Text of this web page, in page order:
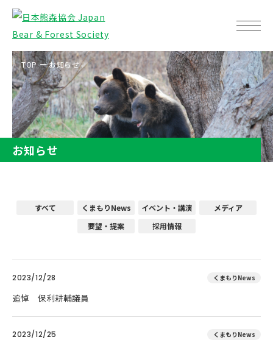
TOP お知らせ
お知らせ
すべて くまもりNews イベント・講演
メディア
要望・提案
採用情報
2023/12/28 くまもりNews
追悼 保利耕輔議員
2023/12/25 くまもりNews